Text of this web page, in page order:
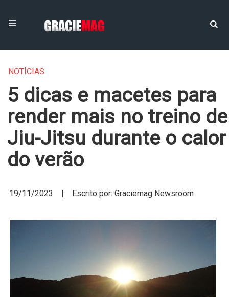
NOTÍCIAS
5 dicas e macetes para
render mais no treino de
Jiu-Jitsu durante o calor
do verão
19/11/2023 | Escrito por: Graciemag Newsroom